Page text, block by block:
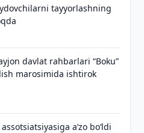
tayyorlashning
davlat rahbarlari “Boku”
marosimida ishtirok
aʼzo bo‘ldi